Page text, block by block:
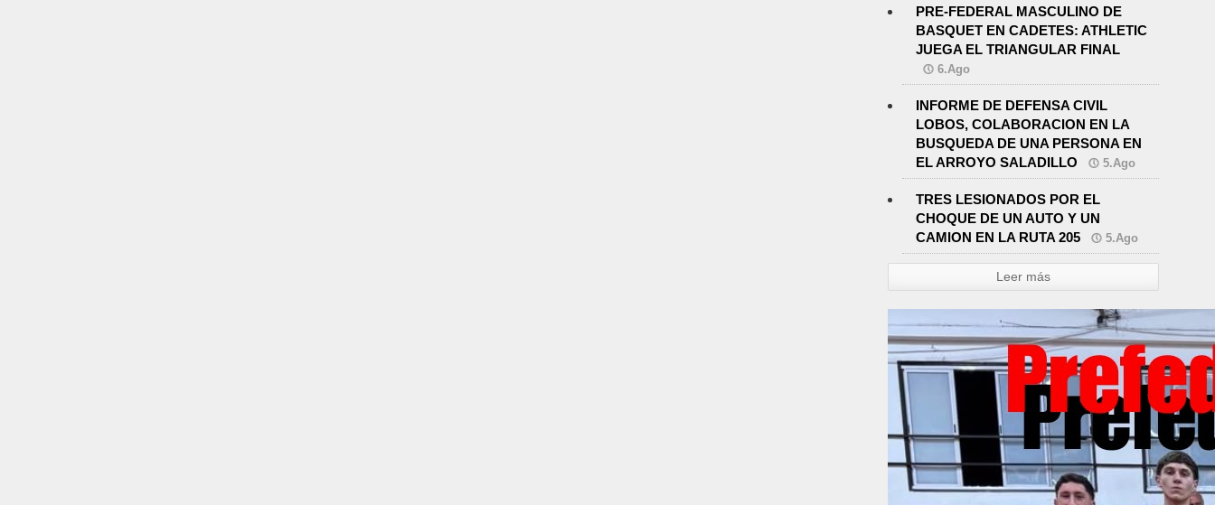
PRE-FEDERAL MASCULINO DE
BASQUET EN CADETES: ATHLETIC
JUEGA EL TRIANGULAR FINAL
6.Ago
INFORME DE DEFENSA CIVIL
LOBOS, COLABORACION EN LA
BUSQUEDA DE UNA PERSONA EN
EL ARROYO SALADILLO
5.Ago
TRES LESIONADOS POR EL
CHOQUE DE UN AUTO Y UN
CAMION EN LA RUTA 205
5.Ago
Leer más